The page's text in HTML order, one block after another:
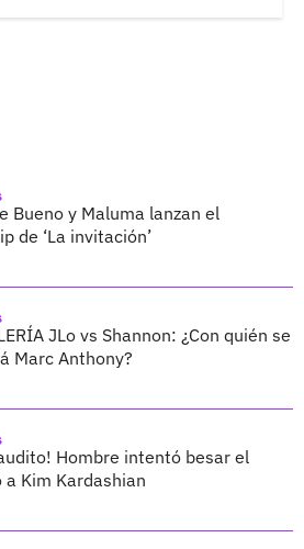
Bueno y Maluma lanzan el
de ‘La invitación’
JLo vs Shannon: ¿Con quién se
Marc Anthony?
Hombre intentó besar el
Kim Kardashian